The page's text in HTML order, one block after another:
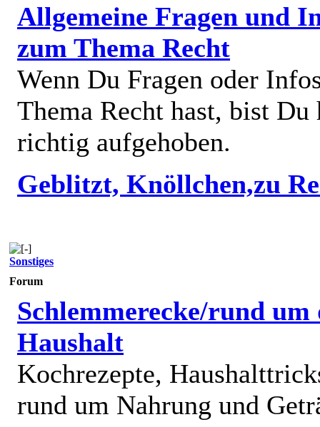
Allgemeine Fragen und
zum Thema Recht
Wenn Du Fragen oder
Thema Recht hast, bist Du
richtig aufgehoben.
Geblitzt, Knöllchen,zu
Sonstiges
Forum
Schlemmerecke/rund um
Haushalt
Kochrezepte,
rund um Nahrung und